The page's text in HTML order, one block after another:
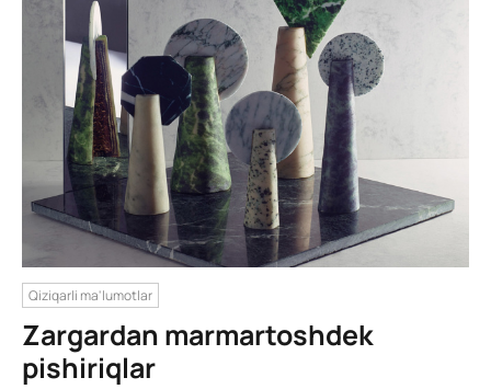
Qiziqarli ma'lumotlar
Zargardan marmartoshdek
pishiriqlar